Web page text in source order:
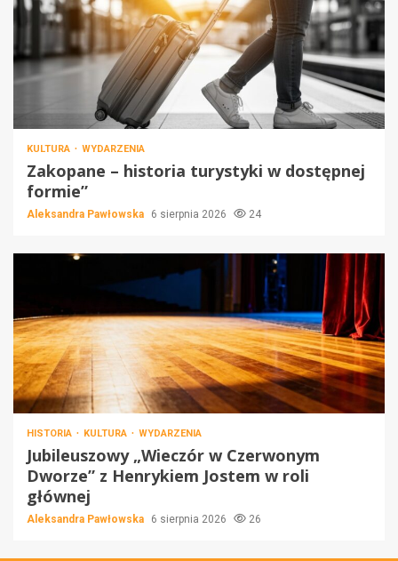
KULTURA WYDARZENIA
Zakopane – historia turystyki w dostępnej
formie”
Aleksandra Pawłowska 6 sierpnia 2026 24
HISTORIA KULTURA WYDARZENIA
Jubileuszowy „Wieczór w Czerwonym
Dworze” z Henrykiem Jostem w roli
głównej
Aleksandra Pawłowska 6 sierpnia 2026 26